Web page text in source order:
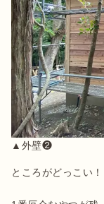
ところがどっこい